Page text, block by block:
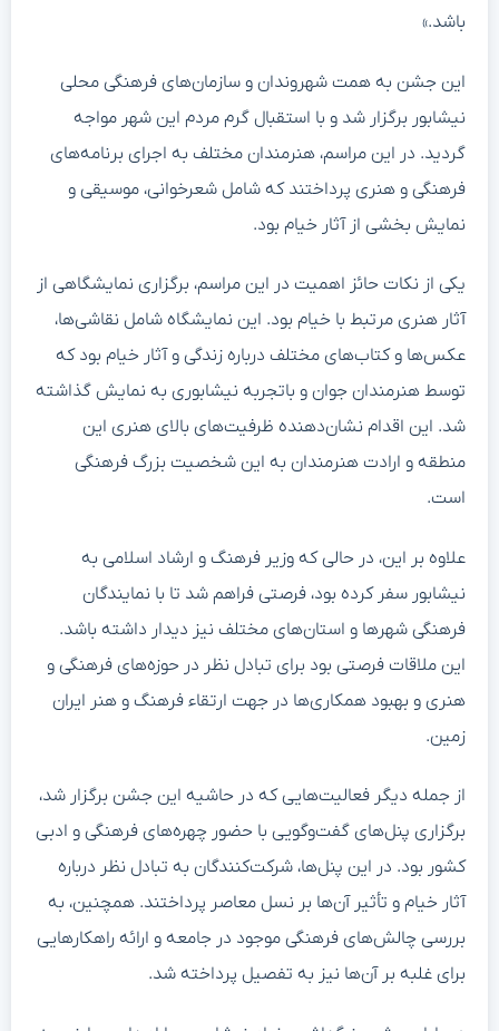
باشد.»
این جشن به همت شهروندان و سازمان‌های فرهنگی محلی
نیشابور برگزار شد و با استقبال گرم مردم این شهر مواجه
گردید. در این مراسم، هنرمندان مختلف به اجرای برنامه‌های
فرهنگی و هنری پرداختند که شامل شعرخوانی، موسیقی و
نمایش بخشی از آثار خیام بود.
یکی از نکات حائز اهمیت در این مراسم، برگزاری نمایشگاهی از
آثار هنری مرتبط با خیام بود. این نمایشگاه شامل نقاشی‌ها،
عکس‌ها و کتاب‌های مختلف درباره زندگی و آثار خیام بود که
توسط هنرمندان جوان و باتجربه نیشابوری به نمایش گذاشته
شد. این اقدام نشان‌دهنده ظرفیت‌های بالای هنری این
منطقه و ارادت هنرمندان به این شخصیت بزرگ فرهنگی
است.
علاوه بر این، در حالی که وزیر فرهنگ و ارشاد اسلامی به
نیشابور سفر کرده بود، فرصتی فراهم شد تا با نمایندگان
فرهنگی شهرها و استان‌های مختلف نیز دیدار داشته باشد.
این ملاقات فرصتی بود برای تبادل نظر در حوزه‌های فرهنگی و
هنری و بهبود همکاری‌ها در جهت ارتقاء فرهنگ و هنر ایران
زمین.
از جمله دیگر فعالیت‌هایی که در حاشیه این جشن برگزار شد،
برگزاری پنل‌های گفت‌وگویی با حضور چهره‌های فرهنگی و ادبی
کشور بود. در این پنل‌ها، شرکت‌کنندگان به تبادل نظر درباره
آثار خیام و تأثیر آن‌ها بر نسل معاصر پرداختند. همچنین، به
بررسی چالش‌های فرهنگی موجود در جامعه و ارائه راهکارهایی
برای غلبه بر آن‌ها نیز به تفصیل پرداخته شد.